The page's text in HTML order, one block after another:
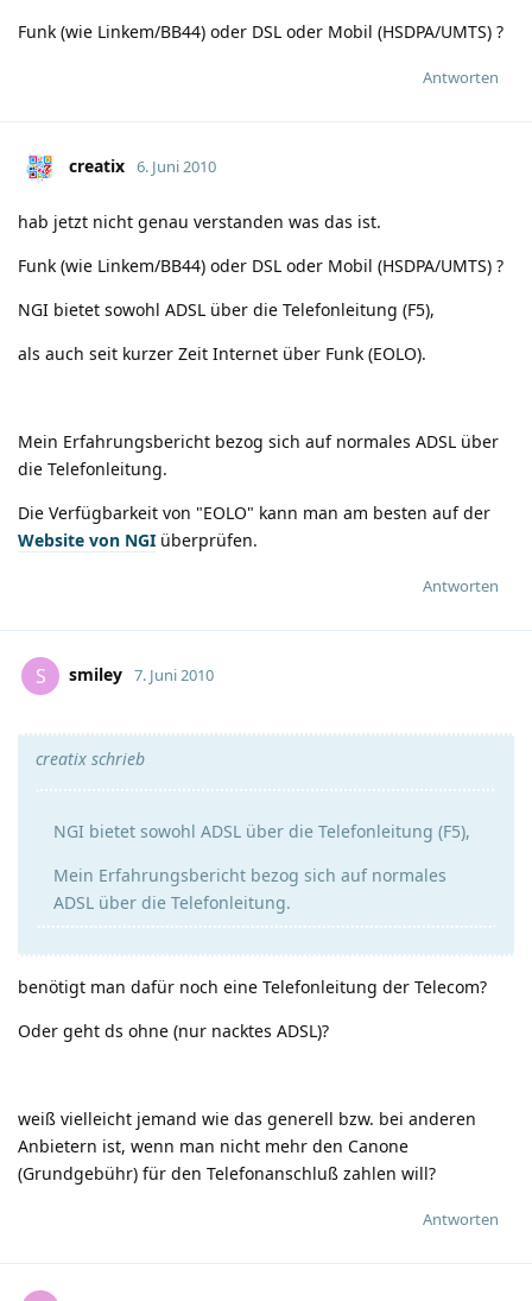
Funk (wie Linkem/BB44) oder DSL oder Mobil (HSDPA/UMTS) ?
Antworten
creatix 6. Juni 2010
hab jetzt nicht genau verstanden was das ist.
Funk (wie Linkem/BB44) oder DSL oder Mobil (HSDPA/UMTS) ?
NGI bietet sowohl ADSL über die Telefonleitung (F5),
als auch seit kurzer Zeit Internet über Funk (EOLO).
Mein Erfahrungsbericht bezog sich auf normales ADSL über
die Telefonleitung.
Die Verfügbarkeit von "EOLO" kann man am besten auf der
Website von NGI überprüfen.
Antworten
S smiley 7. Juni 2010
creatix schrieb
NGI bietet sowohl ADSL über die Telefonleitung (F5),
Mein Erfahrungsbericht bezog sich auf normales
ADSL über die Telefonleitung.
benötigt man dafür noch eine Telefonleitung der Telecom?
Oder geht ds ohne (nur nacktes ADSL)?
weiß vielleicht jemand wie das generell bzw. bei anderen
Anbietern ist, wenn man nicht mehr den Canone
(Grundgebühr) für den Telefonanschluß zahlen will?
Antworten